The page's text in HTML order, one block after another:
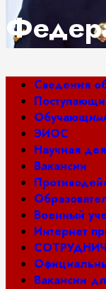
Основное
меню
Сведения
ЭИОС
Научная
Вакансии
Военный
Интернет
Вакансии